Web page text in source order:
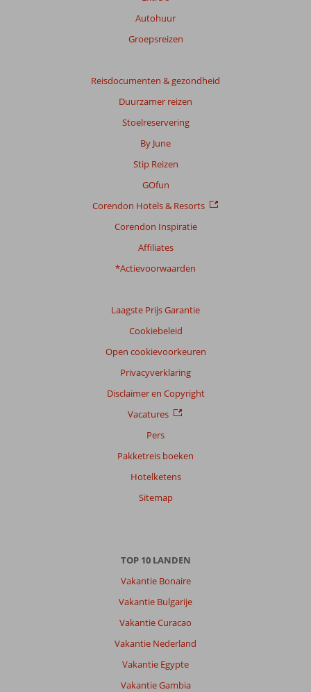
Autohuur
Groepsreizen
Reisdocumenten & gezondheid
Duurzamer reizen
Stoelreservering
By June
Stip Reizen
GOfun
Corendon Hotels & Resorts
Corendon Inspiratie
Affiliates
*Actievoorwaarden
Laagste Prijs Garantie
Cookiebeleid
Open cookievoorkeuren
Privacyverklaring
Disclaimer en Copyright
Vacatures
Pers
Pakketreis boeken
Hotelketens
Sitemap
TOP 10 LANDEN
Vakantie Bonaire
Vakantie Bulgarije
Vakantie Curacao
Vakantie Nederland
Vakantie Egypte
Vakantie Gambia